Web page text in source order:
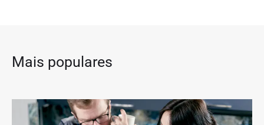
Mais populares